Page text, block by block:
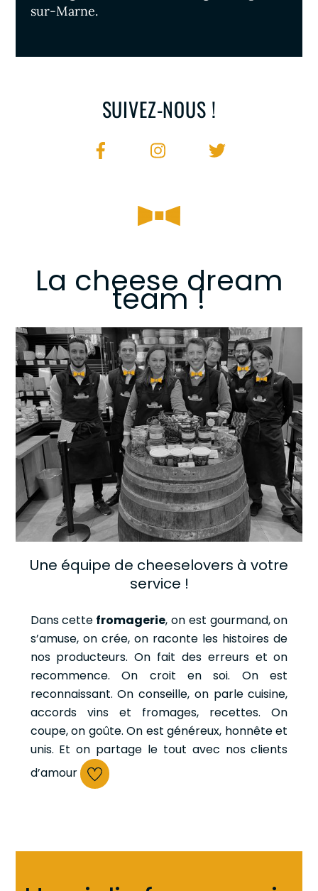
sur-Marne.
SUIVEZ-NOUS !
La cheese dream
team !
Une équipe de cheeselovers à votre
service !
Dans cette fromagerie, on est gourmand, on
s’amuse, on crée, on raconte les histoires de
nos producteurs. On fait des erreurs et on
recommence. On croit en soi. On est
reconnaissant. On conseille, on parle cuisine,
accords vins et fromages, recettes. On
coupe, on goûte. On est généreux, honnête et
unis. Et on partage le tout avec nos clients
d’amour